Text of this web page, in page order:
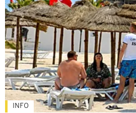
INFO